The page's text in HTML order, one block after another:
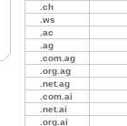
.ch
.ws
.ac
.ag
.com.ag
.org.ag
.net.ag
.com.ai
.net.ai
.org.ai